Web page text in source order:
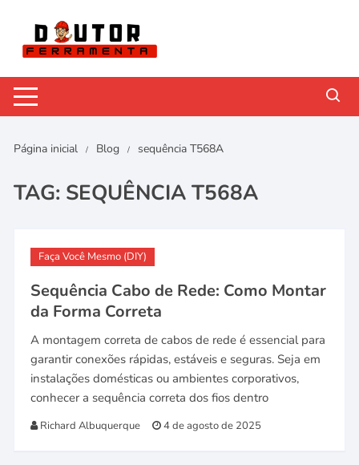
Página inicial Blog sequência T568A
TAG: SEQUÊNCIA T568A
Faça Você Mesmo (DIY)
Sequência Cabo de Rede: Como Montar
da Forma Correta
A montagem correta de cabos de rede é essencial para
garantir conexões rápidas, estáveis e seguras. Seja em
instalações domésticas ou ambientes corporativos,
conhecer a sequência correta dos fios dentro
Richard Albuquerque 4 de agosto de 2025